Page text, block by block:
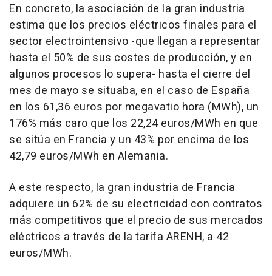
En concreto, la asociación de la gran industria
estima que los precios eléctricos finales para el
sector electrointensivo -que llegan a representar
hasta el 50% de sus costes de producción, y en
algunos procesos lo supera- hasta el cierre del
mes de mayo se situaba, en el caso de España
en los 61,36 euros por megavatio hora (MWh), un
176% más caro que los 22,24 euros/MWh en que
se sitúa en Francia y un 43% por encima de los
42,79 euros/MWh en Alemania.
A este respecto, la gran industria de Francia
adquiere un 62% de su electricidad con contratos
más competitivos que el precio de sus mercados
eléctricos a través de la tarifa ARENH, a 42
euros/MWh.